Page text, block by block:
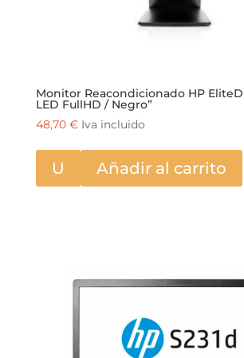
Monitor Reacondicionado HP
LED FullHD / Negro”
48,70 € Iva incluido
U Añadir al carrito